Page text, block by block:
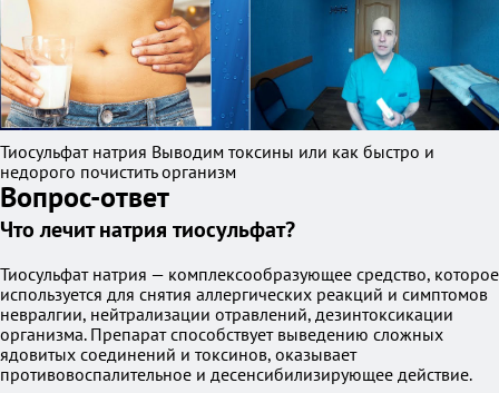
Тиосульфат натрия Выводим токсины или как быстро и
недорого почистить организм
Вопрос-ответ
Что лечит натрия тиосульфат?
Тиосульфат натрия — комплексообразующее средство, которое
используется для снятия аллергических реакций и симптомов
невралгии, нейтрализации отравлений, дезинтоксикации
организма. Препарат способствует выведению сложных
ядовитых соединений и токсинов, оказывает
противовоспалительное и десенсибилизирующее действие.